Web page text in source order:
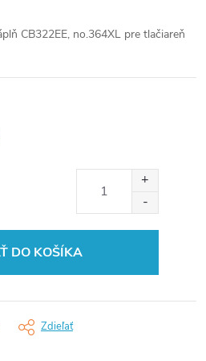
CB322EE, no.364XL pre tlačiareň
DO KOŠÍKA
Zdieľať